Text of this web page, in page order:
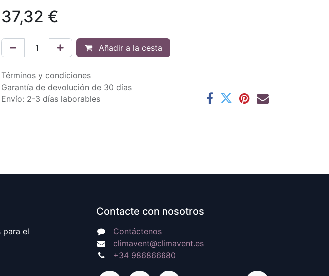
37,32 €
Añadir a la cesta
Términos y condiciones
Garantía de devolución de 30 días
Envío: 2-3 días laborables
para el
Contacte con nosotros
Contáctenos
climavent@climavent.es
+34 986866680